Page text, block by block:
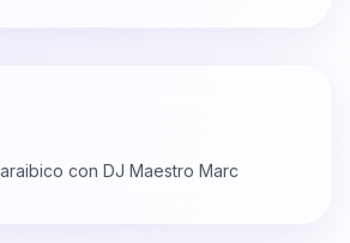
con DJ Maestro Marc